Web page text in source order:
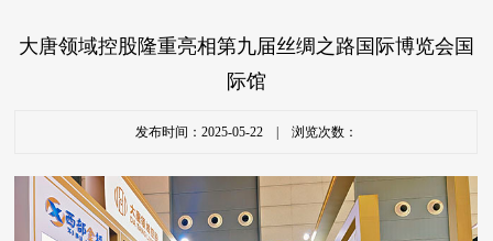
大唐领域控股隆重亮相第九届丝绸之路国际博览会国
际馆
发布时间：2025-05-22 | 浏览次数：